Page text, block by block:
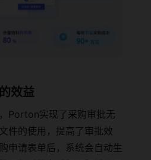
效益
Porton实现了采购审批无
件的使用，提高了审批效
申请表单后，系统会自动生